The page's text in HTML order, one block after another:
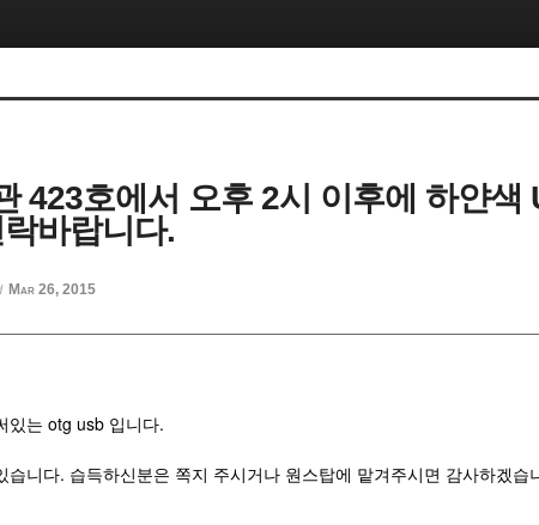
423호에서 오후 2시 이후에 하얀색
바랍니다.
Mar 26, 2015
있는 otg usb 입니다.
습니다. 습득하신분은 쪽지 주시거나 원스탑에 맡겨주시면 감사하겠습